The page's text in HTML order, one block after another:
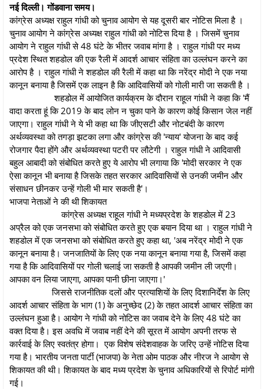
नई दिल्ली। गोंडवाना समय।
कांग्रेस अध्यक्ष राहुल गांधी को चुनाव आयोग से यह दूसरी बार नोटिस मिला है ।
चुनाव आयोग ने कांग्रेस अध्यक्ष राहुल गांधी को नोटिस दिया है । जिसमें चुनाव
आयोग ने राहुल गांधी से 48 घंटे के भीतर जवाब मांगा है । राहुल गांधी पर मध्य
प्रदेश स्थित शहडोल की एक रैली में आदर्श आचार संहिता का उल्लंघन करने का
आरोप है । राहुल गांधी ने शहडोल की रैली में कहा था कि नरेंद्र मोदी ने एक नया
कानून बनाया है जिसमें एक लाइन है कि आदिवासियों को गोली मारी जा सकती है ।
शहडोल में आयोजित कार्यक्रम के दौरान राहूल गांधी ने कहा कि 'मैं
वादा करता हूं कि 2019 के बाद लोन न चुका पाने के कारण कोई किसान जेल नहीं
जाएगा। राहुल गांधी ने ये भी कहा था कि जीएसटी और नोटबंदी के कारण
अर्थव्यवस्था को तगड़ा झटका लगा और कांग्रेस की 'न्याय' योजना के बाद कई
रोजगार पैदा होंगे और अर्थव्यवस्था पटरी पर लौटेगी । राहुल गांधी ने आदिवासी
बहुल आबादी को संबोधित करते हुए ये आरोप भी लगाया कि 'मोदी सरकार ने एक
ऐसा कानून भी बनाया है जिसके तहत सरकार आदिवासियों से उनकी जमीन और
संसाधन छीनकर उन्हें गोली भी मार सकती है'।
भाजपा नेताओं ने की थी शिकायत
कांग्रेस अध्यक्ष राहूल गांधी ने मध्यप्रदेश के शहडोल में 23
अप्रैल को एक जनसभा को संबोधित करते हुए एक बयान दिया था । राहुल गांधी ने
शहडोल में एक जनसभा को संबोधित करते हुए कहा था, 'अब नरेंद्र मोदी ने एक
कानून बनाया है। जनजातियों के लिए एक नया कानून बनाया गया है, जिसमें कहा
गया है कि आदिवासियों पर गोली चलाई जा सकती है आपकी जमीन ली जएगी।
आपका वन लिया जाएगा, आपका पानी छीना जाएगा।'
जिससे राजनीतिक दलों और प्रत्याशियों के लिए दिशानिर्देश के लिए
आदर्श आचार संहिता के भाग (1) के अनुच्छेद (2) के तहत आदर्श आचार संहिता का
उल्लंघन हुआ है। आयोग ने गांधी को नोटिस का जवाब देने के लिए 48 घंटे का
वक्त दिया है। इस अवधि में जवाब नहीं देने की सूरत में आयोग अपनी तरफ से
कार्रवाई के लिए स्वतंत्र होगा। एक विशेष संदेशवाहक के जरिए उन्हें नोटिस दिया
गया है। भारतीय जनता पार्टी (भाजपा) के नेता ओम पाठक और नीरज ने आयोग से
शिकायत की थी। शिकायत के बाद मध्य प्रदेश के चुनाव अधिकारियों से रिपोर्ट मांगी
गई।